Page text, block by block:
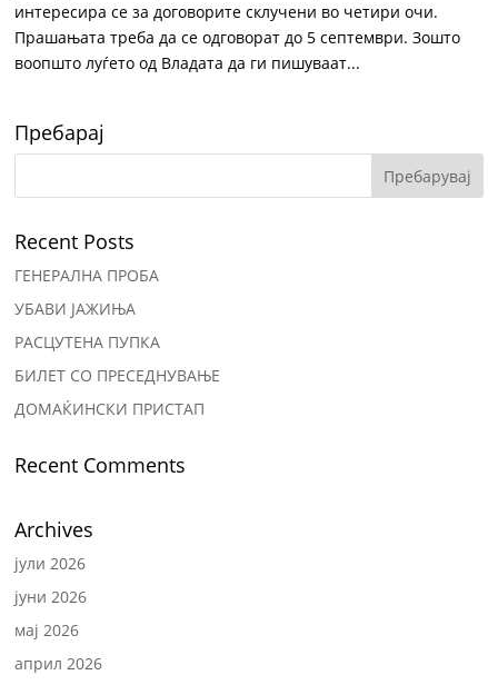
интересира се за договорите склучени во четири очи.
Прашањата треба да се одговорат до 5 септември. Зошто
воопшто луѓето од Владата да ги пишуваат...
Пребарај
Recent Posts
ГЕНЕРАЛНА ПРОБА
УБАВИ ЈАЖИЊА
РАСЦУТЕНА ПУПКА
БИЛЕТ СО ПРЕСЕДНУВАЊЕ
ДОМАЌИНСКИ ПРИСТАП
Recent Comments
Archives
јули 2026
јуни 2026
мај 2026
април 2026